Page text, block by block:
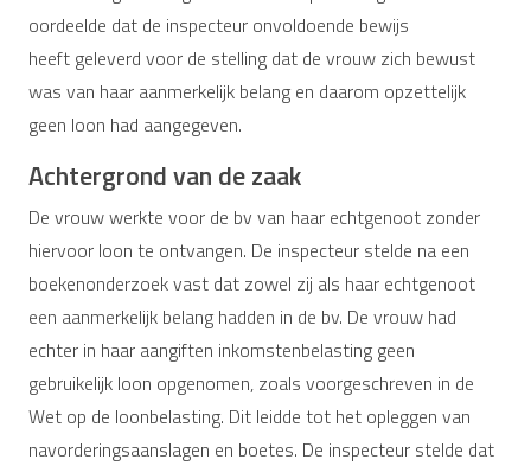
oordeelde dat de inspecteur onvoldoende bewijs
heeft geleverd voor de stelling dat de vrouw zich bewust
was van haar aanmerkelijk belang en daarom opzettelijk
geen loon had aangegeven.
Achtergrond van de zaak
De vrouw werkte voor de bv van haar echtgenoot zonder
hiervoor loon te ontvangen. De inspecteur stelde na een
boekenonderzoek vast dat zowel zij als haar echtgenoot
een aanmerkelijk belang hadden in de bv. De vrouw had
echter in haar aangiften inkomstenbelasting geen
gebruikelijk loon opgenomen, zoals voorgeschreven in de
Wet op de loonbelasting. Dit leidde tot het opleggen van
navorderingsaanslagen en boetes. De inspecteur stelde dat